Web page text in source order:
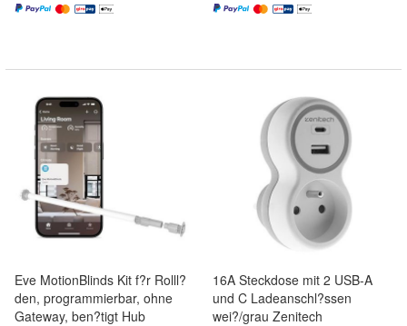
Eve MotionBlinds Kit f?r Rolll?
den, programmierbar, ohne
Gateway, ben?tigt Hub
16A Steckdose mit 2 USB-A
und C Ladeanschl?ssen
wei?/grau Zenitech